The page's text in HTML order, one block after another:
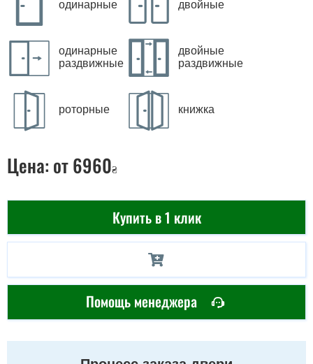
одинарные двойные
одинарные
раздвижные
двойные
раздвижные
роторные книжка
Цена: от 6960₴
Купить в 1 клик
Помощь менеджера